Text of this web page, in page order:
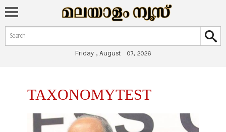
Search form
Search
Friday , August 07, 2026
You are here
TAXONOMYTEST